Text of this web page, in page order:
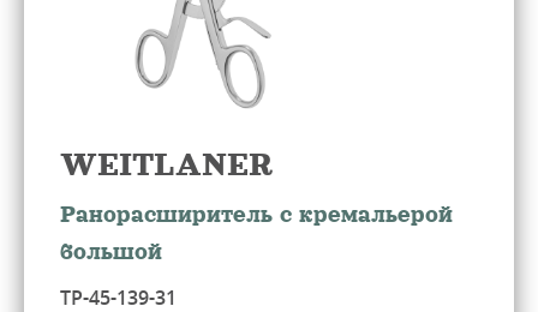
WEITLANER
Ранорасширитель с кремальерой
большой
ТР-45-139-31